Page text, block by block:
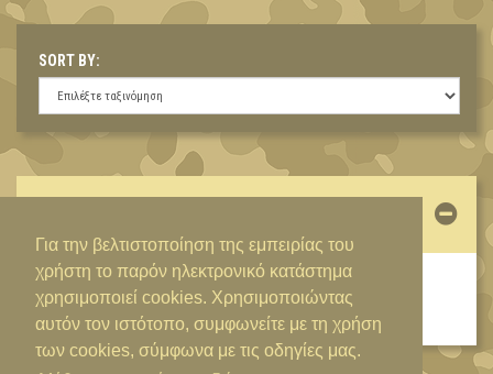
Για την βελτιστοποίηση της εμπειρίας του
χρήστη το παρόν ηλεκτρονικό κατάστημα
χρησιμοποιεί cookies. Χρησιμοποιώντας
αυτόν τον ιστότοπο, συμφωνείτε με τη χρήση
των cookies, σύμφωνα με τις οδηγίες μας.
SORT BY:
ΕΊΣΟΔΟΣ / ΔΗΜΙΟΥΡΓΊΑ ΛΟΓΑΡΙΑΣΜΟΎ